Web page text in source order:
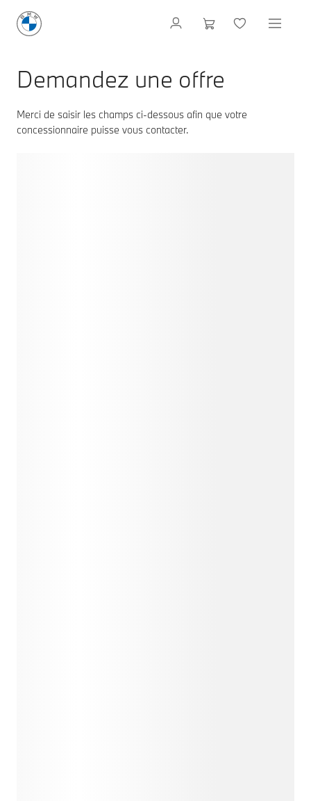
Demandez une offre
Merci de saisir les champs ci-dessous afin que votre
concessionnaire puisse vous contacter.